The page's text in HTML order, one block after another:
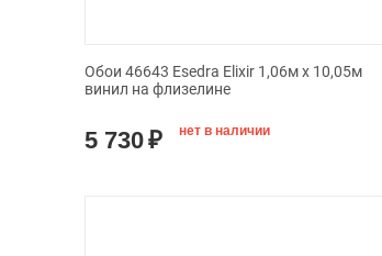
Обои 46643 Esedra Elixir 1,06м х 10,05м
винил на флизелине
5 730₽ нет в наличии